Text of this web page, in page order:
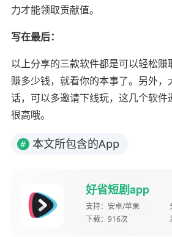
力才能领取贡献值。
写在最后：
以上分享的三款软件都是可以轻松
赚多少钱，就看你的本事了。另外，
话，可以多邀请下线玩，这几个软件
很高哦。
# 本文所包含的App
好省短剧app
支持： 安卓/苹果
下载： 916次